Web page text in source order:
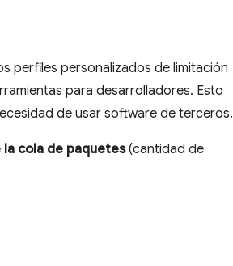
perfiles personalizados de limitación
para desarrolladores. Esto
de usar software de terceros.
la cola de paquetes(cantidad de